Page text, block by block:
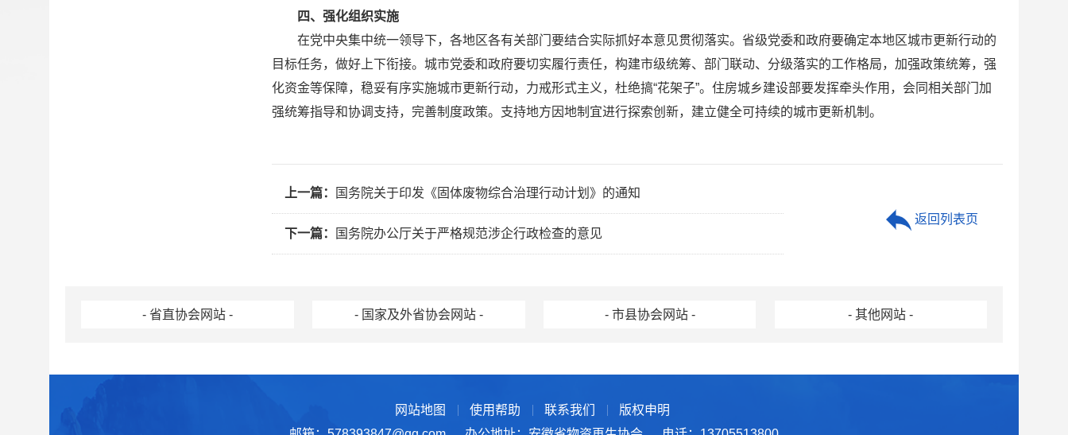
四、强化组织实施
在党中央集中统一领导下，各地区各有关部门要结合实际抓好本意见贯彻落实。省级党委和政府要确定本地区城市更新行动的
目标任务，做好上下衔接。城市党委和政府要切实履行责任，构建市级统筹、部门联动、分级落实的工作格局，加强政策统筹，强
化资金等保障，稳妥有序实施城市更新行动，力戒形式主义，杜绝搞“花架子”。住房城乡建设部要发挥牵头作用，会同相关部门加
强统筹指导和协调支持，完善制度政策。支持地方因地制宜进行探索创新，建立健全可持续的城市更新机制。
上一篇： 国务院关于印发《固体废物综合治理行动计划》的通知
下一篇： 国务院办公厅关于严格规范涉企行政检查的意见
返回列表页
- 省直协会网站 - - 国家及外省协会网站 - - 市县协会网站 - - 其他网站 -
网站地图 使用帮助 联系我们
版权申明